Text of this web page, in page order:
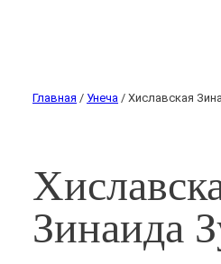
Главная / Унеча / Хиславская
Зинаида